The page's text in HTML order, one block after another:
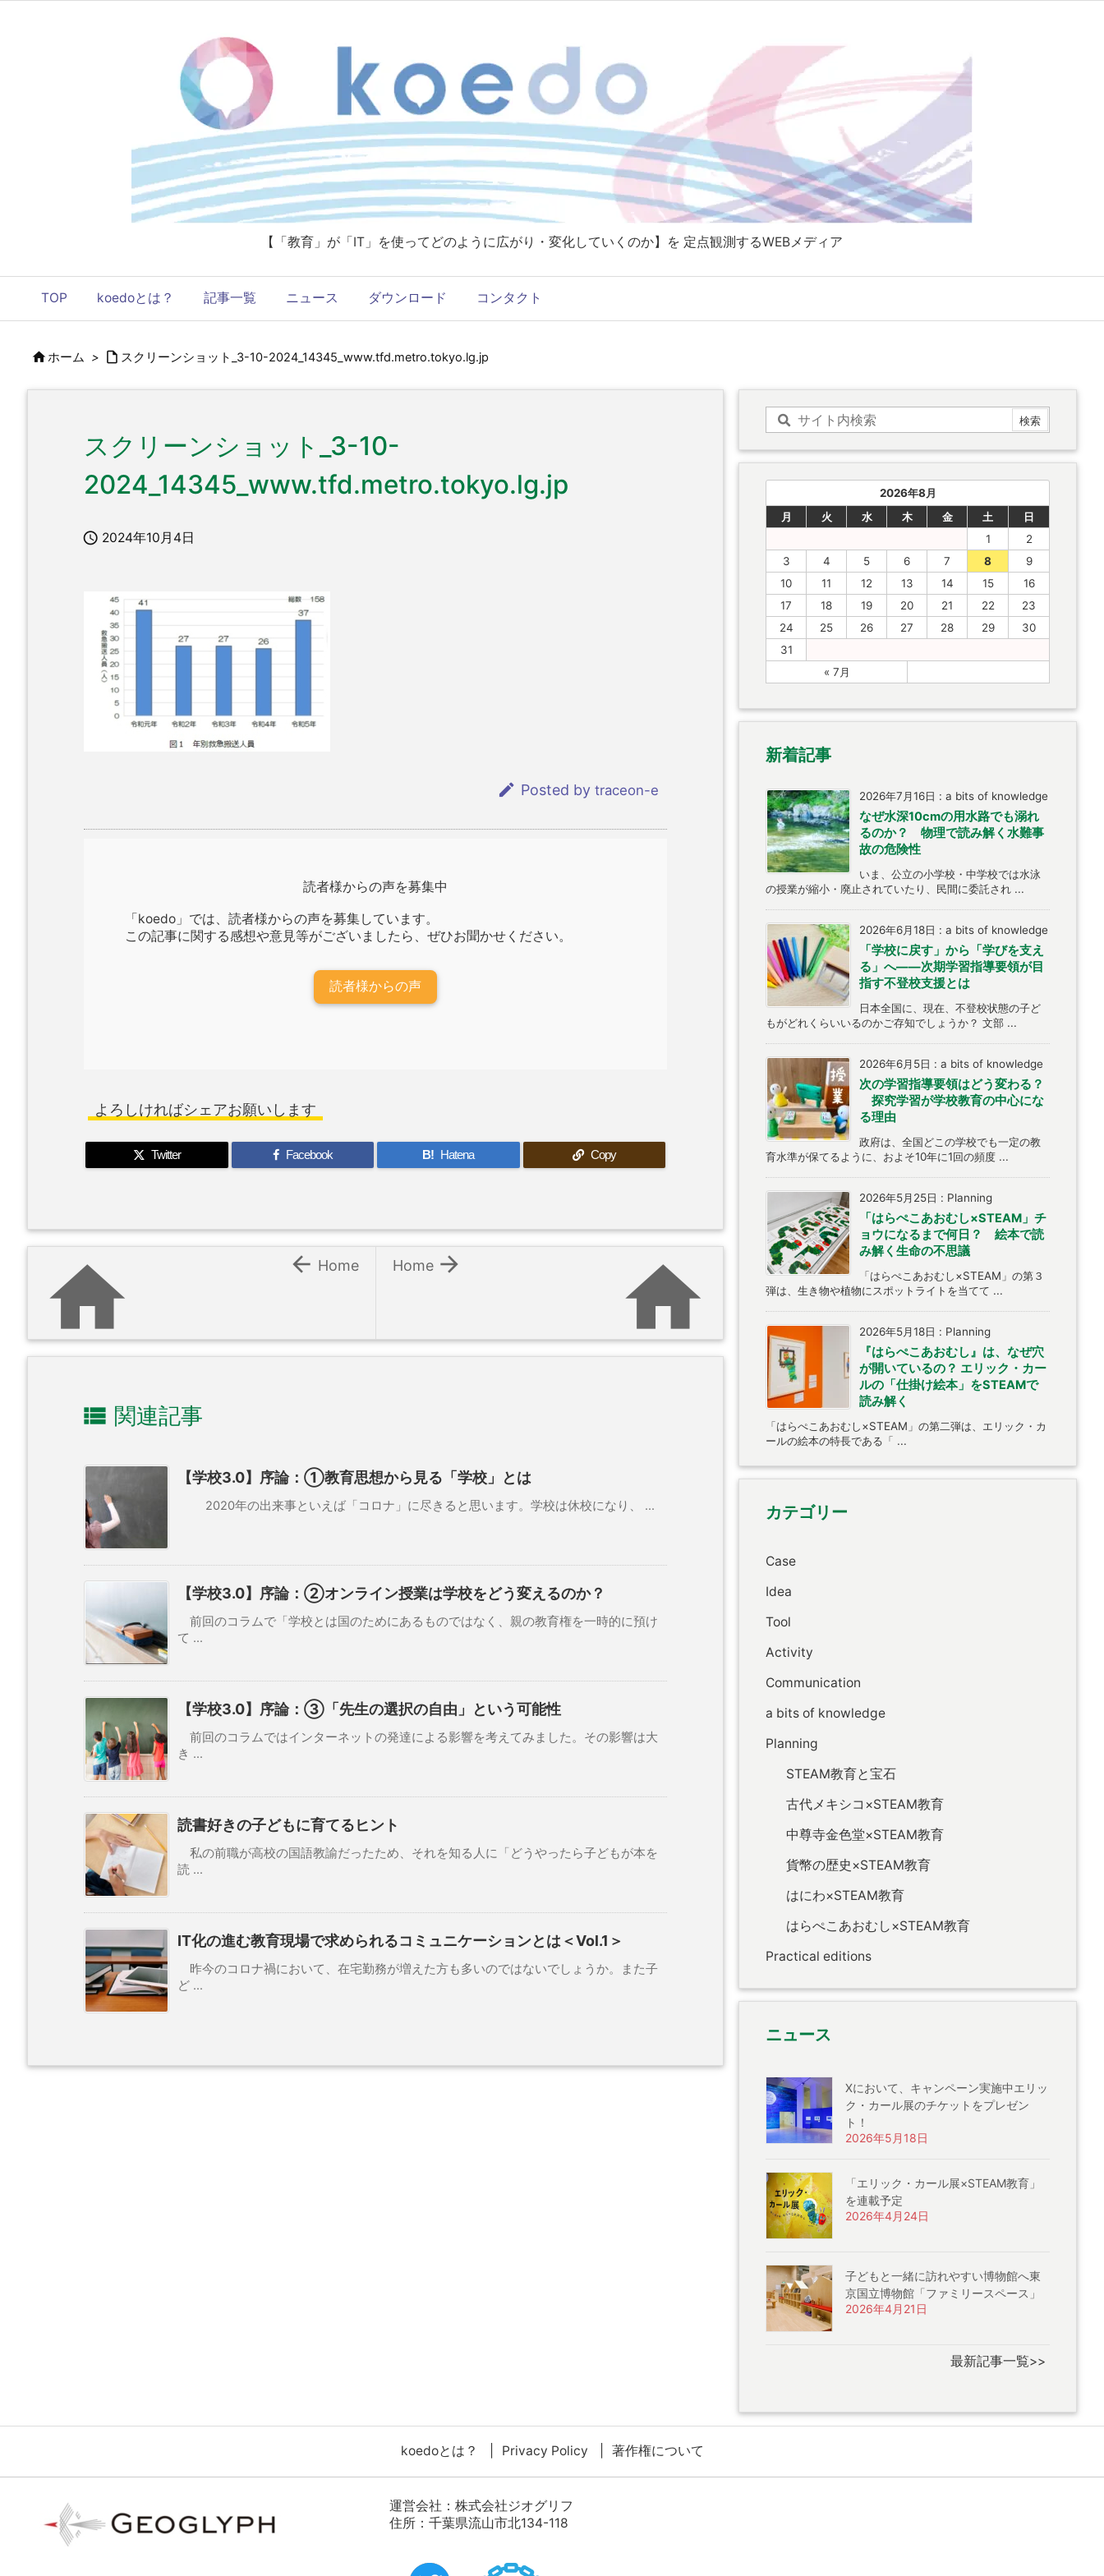
【「教育」が「IT」を使ってどのように広がり・変化していくのか】を 定点観測するWEBメディア
TOP koedoとは？ 記事一覧 ニュース ダウンロード コンタクト
ホーム >  スクリーンショット_3-10-2024_14345_www.tfd.metro.tokyo.lg.jp
スクリーンショット_3-10-
2024_14345_www.tfd.metro.tokyo.lg.jp
 2024年10月4日
 Posted by traceon-e
読者様からの声を募集中
「koedo」では、読者様からの声を募集しています。
この記事に関する感想や意見等がございましたら、ぜひお聞かせください。
読者様からの声
よろしければシェアお願いします
Twitter Facebook B! Hatena Copy


Home
  Home
 関連記事
【学校3.0】序論：①教育思想から見る「学校」とは
2020年の出来事といえば「コロナ」に尽きると思います。学校は休校になり、 ...
【学校3.0】序論：②オンライン授業は学校をどう変えるのか？
前回のコラムで「学校とは国のためにあるものではなく、親の教育権を一時的に預け
て ...
【学校3.0】序論：③「先生の選択の自由」という可能性
前回のコラムではインターネットの発達による影響を考えてみました。その影響は大
き ...
読書好きの子どもに育てるヒント
私の前職が高校の国語教諭だったため、それを知る人に「どうやったら子どもが本を
読 ...
IT化の進む教育現場で求められるコミュニケーションとは＜Vol.1＞
昨今のコロナ禍において、在宅勤務が増えた方も多いのではないでしょうか。また子
ど ...
2026年8月
月
火 水 木 金 土
日
1
2
3
4 5 6 7 8
9
10
11 12 13 14 15
16
17
18 19 20 21 22
23
24
25 26 27 28 29
30
31
« 7月
新着記事
2026年7月16日 : a bits of knowledge
なぜ水深10cmの用水路でも溺れ
るのか？ 物理で読み解く水難事
故の危険性
いま、公立の小学校・中学校では水泳
の授業が縮小・廃止されていたり、民間に委託され ...
2026年6月18日 : a bits of knowledge
「学校に戻す」から「学びを支え
る」へ――次期学習指導要領が目
指す不登校支援とは
日本全国に、現在、不登校状態の子ど
もがどれくらいいるのかご存知でしょうか？ 文部 ...
2026年6月5日 : a bits of knowledge
次の学習指導要領はどう変わる？
探究学習が学校教育の中心にな
る理由
政府は、全国どこの学校でも一定の教
育水準が保てるように、およそ10年に1回の頻度 ...
2026年5月25日 : Planning
「はらぺこあおむし×STEAM」チ
ョウになるまで何日？ 絵本で読
み解く生命の不思議
「はらぺこあおむし×STEAM」の第３
弾は、生き物や植物にスポットライトを当てて ...
2026年5月18日 : Planning
『はらぺこあおむし』は、なぜ穴
が開いているの？ エリック・カー
ルの「仕掛け絵本」をSTEAMで
読み解く
「はらぺこあおむし×STEAM」の第二弾は、エリック・カ
ールの絵本の特長である「 ...
カテゴリー
Case
Idea
Tool
Activity
Communication
a bits of knowledge
Planning
STEAM教育と宝石
古代メキシコ×STEAM教育
中尊寺金色堂×STEAM教育
貨幣の歴史×STEAM教育
はにわ×STEAM教育
はらぺこあおむし×STEAM教育
Practical editions
ニュース
Xにおいて、キャンペーン実施中エリッ
ク・カール展のチケットをプレゼン
ト！
2026年5月18日
「エリック・カール展×STEAM教育」
を連載予定
2026年4月24日
子どもと一緒に訪れやすい博物館へ東
京国立博物館「ファミリースペース」
2026年4月21日
最新記事一覧>>
koedoとは？ Privacy Policy 著作権について
運営会社： 株式会社ジオグリフ
住所：千葉県流山市北134-118